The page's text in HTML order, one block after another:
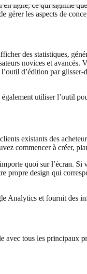
ligne, ce qui signifie
gérer les aspects de
des statistiques,
novices et avancés.
d’édition par
utiliser l’outil
existants des
commencer à créer,
quoi sur l’écran. Si
propre design qui
Analytics et fournit des
avec tous les principaux